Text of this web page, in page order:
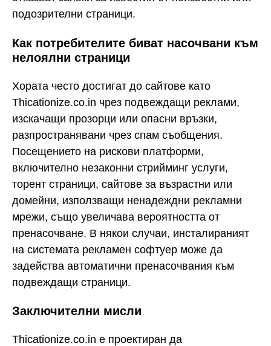
подозрителни страници.
Как потребителите биват насочвани към
нелоялни страници
Хората често достигат до сайтове като
Thicationize.co.in чрез подвеждащи реклами,
изскачащи прозорци или опасни връзки,
разпространявани чрез спам съобщения.
Посещението на рискови платформи,
включително незаконни стрийминг услуги,
торент страници, сайтове за възрастни или
домейни, използващи ненадеждни рекламни
мрежи, също увеличава вероятността от
пренасочване. В някои случаи, инсталираният
на системата рекламен софтуер може да
задейства автоматични пренасочвания към
подвеждащи страници.
Заключителни мисли
Thicationize.co.in е проектиран да